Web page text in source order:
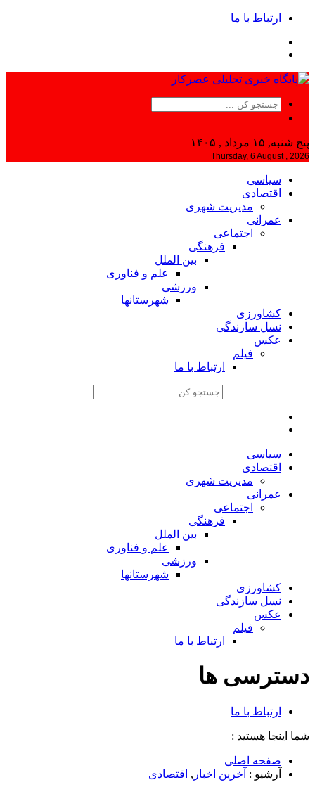
ارتباط با ما
پنج شنبه, ۱۵ مرداد , ۱۴۰۵
Thursday, 6 August , 2026
سیاسی
اقتصادی
مدیریت شهری
عمرانی
اجتماعی
فرهنگی
بین الملل
علم و فناوری
ورزشی
شهرستانها
کشاورزی
نسل سازندگی
عکس
فیلم
ارتباط با ما
سیاسی
اقتصادی
مدیریت شهری
عمرانی
اجتماعی
فرهنگی
بین الملل
علم و فناوری
ورزشی
شهرستانها
کشاورزی
نسل سازندگی
عکس
فیلم
ارتباط با ما
دسترسی ها
ارتباط با ما
شما اینجا هستید :
صفحه اصلی
آرشیو : آخرین اخبار , اقتصادی